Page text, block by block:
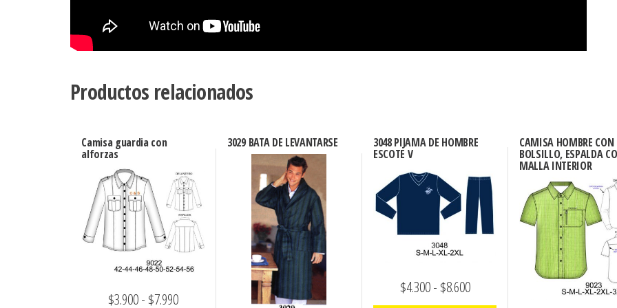
Productos relacionados
Camisa guardia con
alforzas
$3.900- $7.990Rango
3029 BATA DE LEVANTARSE 3048 PIJAMA DE HOMBRE
ESCOTE V
$4.300- $8.600Rango
CAMISA HOMBRE CON
BOLSILLO, ESPALDA
MALLA INTERIOR